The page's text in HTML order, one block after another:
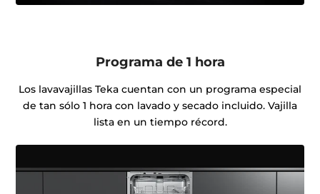
Programa de 1 hora
Los lavavajillas Teka cuentan con un programa especial
de tan sólo 1 hora con lavado y secado incluido. Vajilla
lista en un tiempo récord.